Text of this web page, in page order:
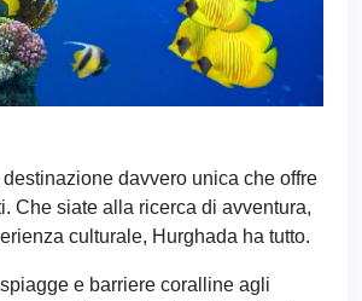
davvero unica che offre
Che siate alla ricerca di avventura,
culturale, Hurghada ha tutto.
e barriere coralline agli